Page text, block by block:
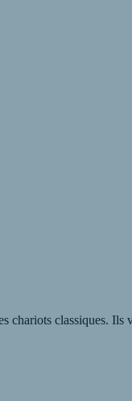
chariots classiques.
proposer une analyse